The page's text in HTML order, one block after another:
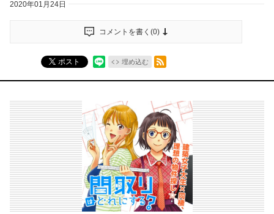
2020年01月24日
コメントを書く(0)
ポスト 埋め込む
RSSフィード